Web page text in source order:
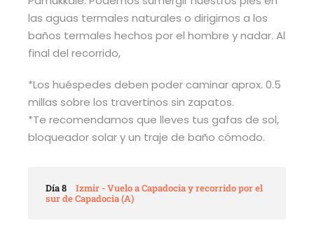
las aguas termales naturales o dirigirnos a los
baños termales hechos por el hombre y nadar. Al
final del recorrido,
*Los huéspedes deben poder caminar aprox. 0.5
millas sobre los travertinos sin zapatos.
*Te recomendamos que lleves tus gafas de sol,
bloqueador solar y un traje de baño cómodo.
Día 8
Izmir - Vuelo a Capadocia y recorrido por el
sur de Capadocia (A)